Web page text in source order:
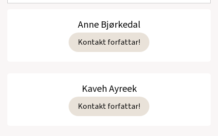
Anne Bjørkedal
Kontakt forfattar!
Kaveh Ayreek
Kontakt forfattar!